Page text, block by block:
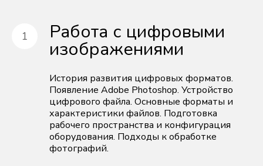
Работа с цифровыми
изображениями
История развития цифровых форматов.
Появление Adobe Photoshop. Устройство
цифрового файла. Основные форматы и
характеристики файлов. Подготовка
рабочего пространства и конфигурация
оборудования. Подходы к обработке
фотографий.